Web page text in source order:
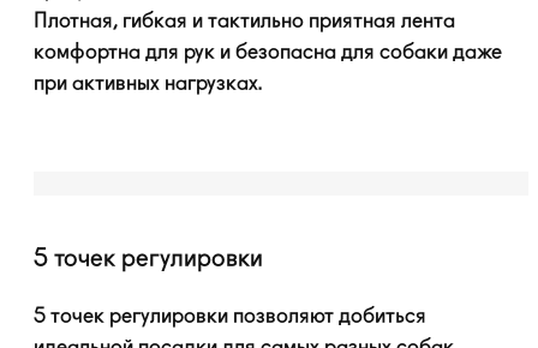
Плотная, гибкая и тактильно приятная лента
комфортна для рук и безопасна для собаки даже
при активных нагрузках.
5 точек регулировки
5 точек регулировки позволяют добиться